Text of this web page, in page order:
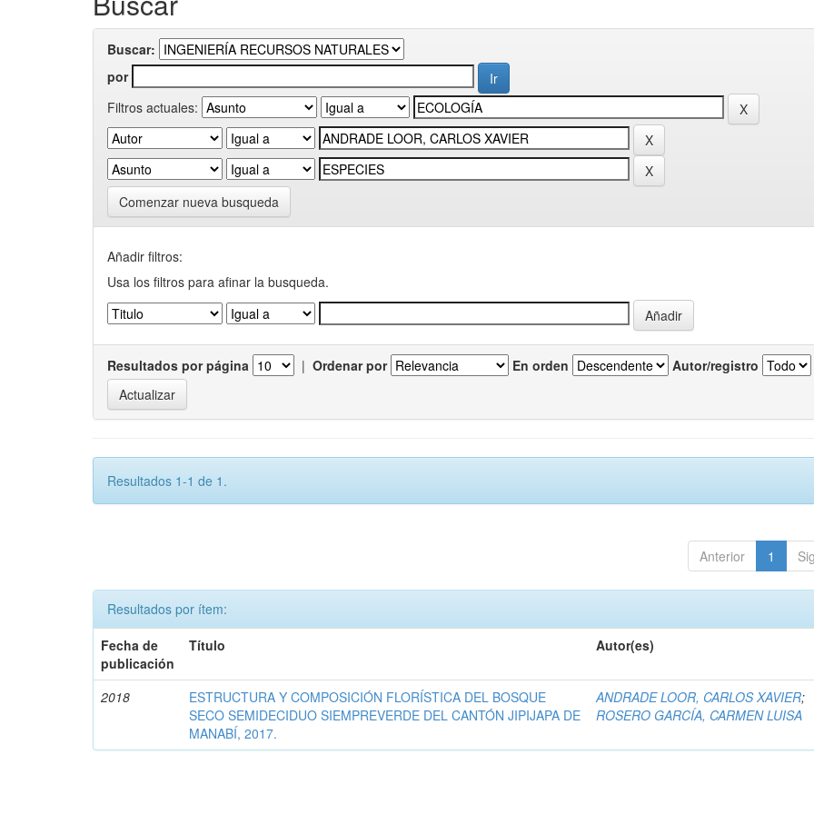
Buscar:
por
Filtros actuales:
Comenzar nueva busqueda
Añadir filtros:
Usa los filtros para afinar la busqueda.
Resultados por página | Ordenar por En orden Autor/registro
Resultados 1-1 de 1.
Anterior 1
Resultados por ítem:
Fecha de
publicación
Título Autor(es)
2018
ESTRUCTURA Y COMPOSICIÓN FLORÍSTICA DEL BOSQUE
SECO SEMIDECIDUO SIEMPREVERDE DEL CANTÓN JIPIJAPA DE
MANABÍ, 2017.
ANDRADE LOOR, CARLOS XAVIER;
ROSERO GARCÍA, CARMEN LUISA